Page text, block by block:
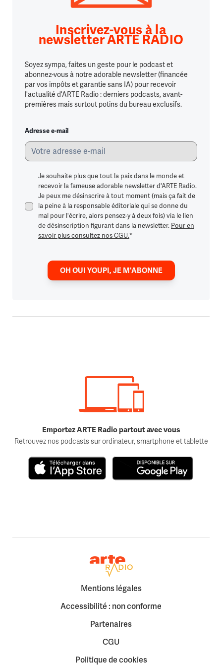
Inscrivez-vous à la
newsletter ARTE RADIO
Soyez sympa, faites un geste pour le podcast et
abonnez-vous à notre adorable newsletter (financée
par vos impôts et garantie sans IA) pour recevoir
l'actualité d'ARTE Radio : derniers podcasts, avant-
premières mais surtout potins du bureau exclusifs.
Adresse e-mail
Je souhaite plus que tout la paix dans le monde et
recevoir la fameuse adorable newsletter d'ARTE Radio.
Je peux me désinscrire à tout moment (mais ça fait de
la peine à la responsable éditoriale qui se donne du
mal pour l'écrire, alors pensez-y à deux fois) via le lien
de désinscription figurant dans la newsletter. Pour en
savoir plus consultez nos CGU.*
OH OUI YOUPI, JE M'ABONNE
Emportez ARTE Radio partout avec vous
Retrouvez nos podcasts sur ordinateur, smartphone et tablette
Retour à la page d'accueil
Mentions légales
Accessibilité : non conforme
Partenaires
CGU
Politique de cookies